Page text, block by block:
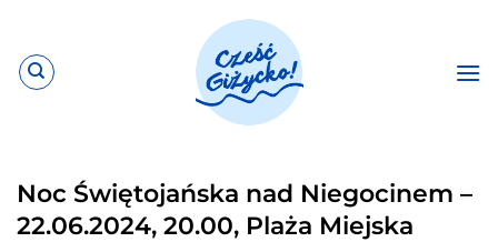
zawartości
Noc Świętojańska nad Niegocinem –
22.06.2024, 20.00, Plaża Miejska